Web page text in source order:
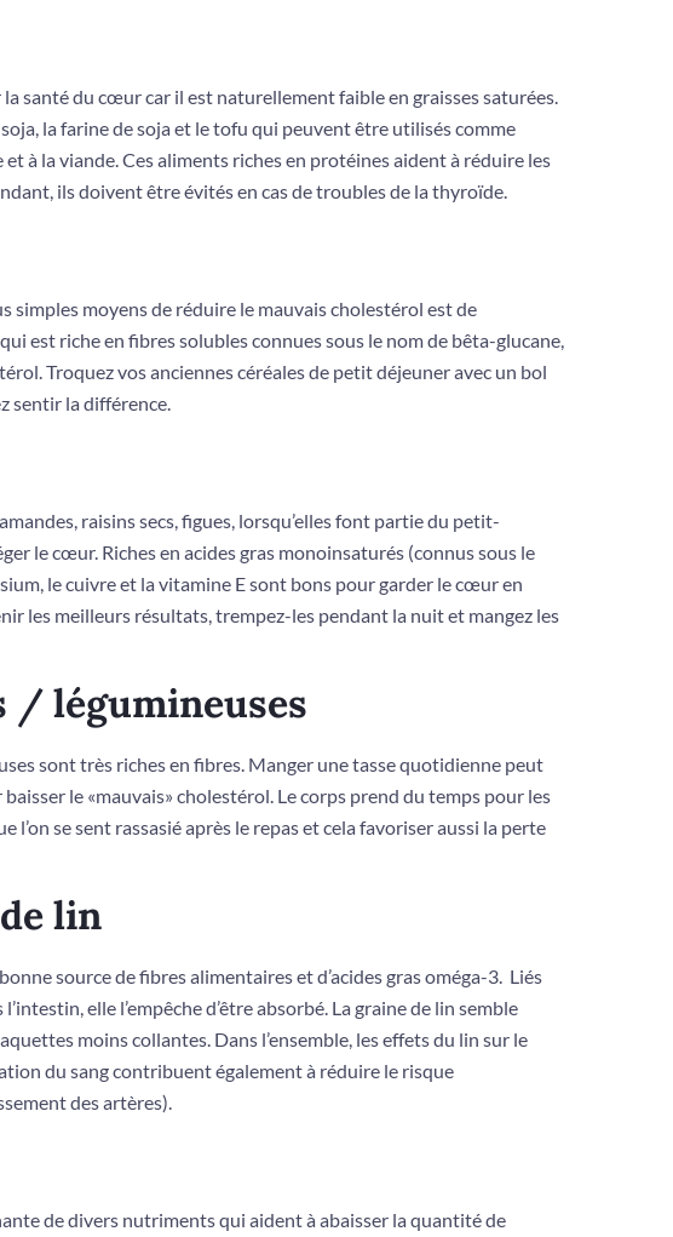
la santé du cœur car il est naturellement faible en graisses saturées.
la farine de soja et le tofu qui peuvent être utilisés comme
à la viande. Ces aliments riches en protéines aident à réduire les
ils doivent être évités en cas de troubles de la thyroïde.
simples moyens de réduire le mauvais cholestérol est de
est riche en fibres solubles connues sous le nom de bêta-glucane,
Troquez vos anciennes céréales de petit déjeuner avec un bol
sentir la différence.
raisins secs, figues, lorsqu’elles font partie du petit-
le cœur. Riches en acides gras monoinsaturés (connus sous le
le cuivre et la vitamine E sont bons pour garder le cœur en
les meilleurs résultats, trempez-les pendant la nuit et mangez les
/ légumineuses
sont très riches en fibres. Manger une tasse quotidienne peut
baisser le «mauvais» cholestérol. Le corps prend du temps pour les
l’on se sent rassasié après le repas et cela favoriser aussi la perte
lin
source de fibres alimentaires et d’acides gras oméga-3. Liés
elle l’empêche d’être absorbé. La graine de lin semble
moins collantes. Dans l’ensemble, les effets du lin sur le
du sang contribuent également à réduire le risque
des artères).
de divers nutriments qui aident à abaisser la quantité de